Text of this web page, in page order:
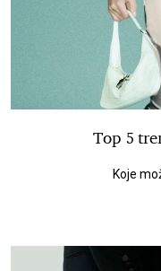
Top 5
Koje